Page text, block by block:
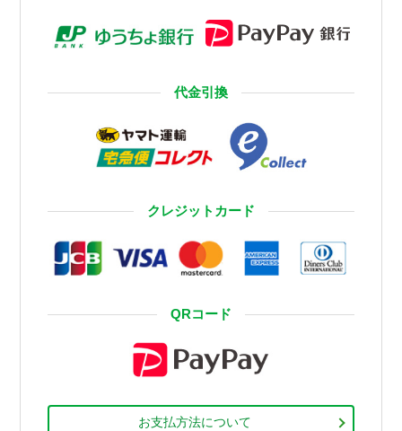
代金引換
クレジットカード
QRコード
お支払方法について